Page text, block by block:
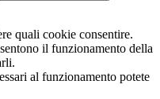
quali cookie consentire.
il funzionamento della
al funzionamento potete